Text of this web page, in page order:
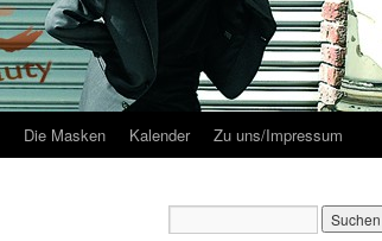
Die Masken Kalender Zu uns/Impressum